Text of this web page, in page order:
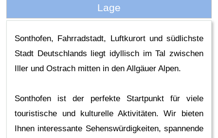
Lage
Sonthofen, Fahrradstadt, Luftkurort und südlichste
Stadt Deutschlands liegt idyllisch im Tal zwischen
Iller und Ostrach mitten in den Allgäuer Alpen.
Sonthofen ist der perfekte Startpunkt für viele
touristische und kulturelle Aktivitäten. Wir bieten
Ihnen interessante Sehenswürdigkeiten, spannende